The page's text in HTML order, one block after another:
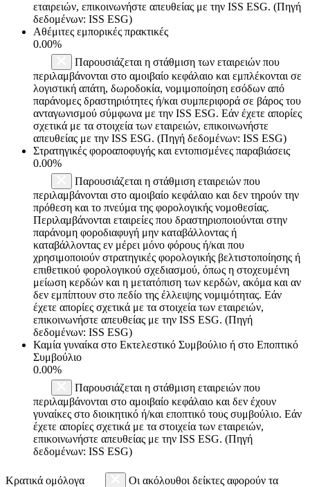
εταιρειών, επικοινωνήστε απευθείας με την ISS ESG. (Πηγή
δεδομένων: ISS ESG)
Αθέμιτες εμπορικές πρακτικές
0.00%
Παρουσιάζεται η στάθμιση των εταιρειών που
περιλαμβάνονται στο αμοιβαίο κεφάλαιο και εμπλέκονται σε
λογιστική απάτη, δωροδοκία, νομιμοποίηση εσόδων από
παράνομες δραστηριότητες ή/και συμπεριφορά σε βάρος του
ανταγωνισμού σύμφωνα με την ISS ESG. Εάν έχετε απορίες
σχετικά με τα στοιχεία των εταιρειών, επικοινωνήστε
απευθείας με την ISS ESG. (Πηγή δεδομένων: ISS ESG)
Στρατηγικές φοροαποφυγής και εντοπισμένες παραβιάσεις
0.00%
Παρουσιάζεται η στάθμιση εταιρειών που
περιλαμβάνονται στο αμοιβαίο κεφάλαιο και δεν τηρούν την
πρόθεση και το πνεύμα της φορολογικής νομοθεσίας.
Περιλαμβάνονται εταιρείες που δραστηριοποιούνται στην
παράνομη φοροδιαφυγή μην καταβάλλοντας ή
καταβάλλοντας εν μέρει μόνο φόρους ή/και που
χρησιμοποιούν στρατηγικές φορολογικής βελτιστοποίησης ή
επιθετικού φορολογικού σχεδιασμού, όπως η στοχευμένη
μείωση κερδών και η μετατόπιση των κερδών, ακόμα και αν
δεν εμπίπτουν στο πεδίο της έλλειψης νομιμότητας. Εάν
έχετε απορίες σχετικά με τα στοιχεία των εταιρειών,
επικοινωνήστε απευθείας με την ISS ESG. (Πηγή
δεδομένων: ISS ESG)
Καμία γυναίκα στο Εκτελεστικό Συμβούλιο ή στο Εποπτικό
Συμβούλιο
0.00%
Παρουσιάζεται η στάθμιση εταιρειών που
περιλαμβάνονται στο αμοιβαίο κεφάλαιο και δεν έχουν
γυναίκες στο διοικητικό ή/και εποπτικό τους συμβούλιο. Εάν
έχετε απορίες σχετικά με τα στοιχεία των εταιρειών,
επικοινωνήστε απευθείας με την ISS ESG. (Πηγή
δεδομένων: ISS ESG)
Κρατικά ομόλογα
Οι ακόλουθοι δείκτες αφορούν τα